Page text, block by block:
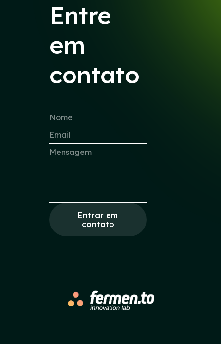
Entre
em
contato
Entrar em
contato